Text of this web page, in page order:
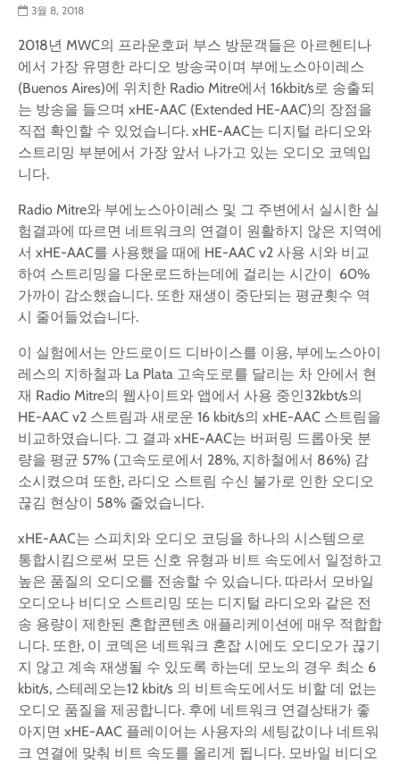
3월 8, 2018
2018년 MWC의 프라운호퍼 부스 방문객들은 아르헨티나
에서 가장 유명한 라디오 방송국이며 부에노스아이레스
(Buenos Aires)에 위치한 Radio Mitre에서 16kbit/s로 송출되
는 방송을 들으며 xHE-AAC (Extended HE-AAC)의 장점을
직접 확인할 수 있었습니다. xHE-AAC는 디지털 라디오와
스트리밍 부분에서 가장 앞서 나가고 있는 오디오 코덱입
니다.
Radio Mitre와 부에노스아이레스 및 그 주변에서 실시한 실
험결과에 따르면 네트워크의 연결이 원활하지 않은 지역에
서 xHE-AAC를 사용했을 때에 HE-AAC v2 사용 시와 비교
하여 스트리밍을 다운로드하는데에 걸리는 시간이 60%
가까이 감소했습니다. 또한 재생이 중단되는 평균횟수 역
시 줄어들었습니다.
이 실험에서는 안드로이드 디바이스를 이용, 부에노스아이
레스의 지하철과 La Plata 고속도로를 달리는 차 안에서 현
재 Radio Mitre의 웹사이트와 앱에서 사용 중인32kbt/s의
HE-AAC v2 스트림과 새로운 16 kbit/s의 xHE-AAC 스트림을
비교하였습니다. 그 결과 xHE-AAC는 버퍼링 드롭아웃 분
량을 평균 57% (고속도로에서 28%, 지하철에서 86%) 감
소시켰으며 또한, 라디오 스트림 수신 불가로 인한 오디오
끊김 현상이 58% 줄었습니다.
xHE-AAC는 스피치와 오디오 코딩을 하나의 시스템으로
통합시킴으로써 모든 신호 유형과 비트 속도에서 일정하고
높은 품질의 오디오를 전송할 수 있습니다. 따라서 모바일
오디오나 비디오 스트리밍 또는 디지털 라디오와 같은 전
송 용량이 제한된 혼합콘텐츠 애플리케이션에 매우 적합합
니다. 또한, 이 코덱은 네트워크 혼잡 시에도 오디오가 끊기
지 않고 계속 재생될 수 있도록 하는데 모노의 경우 최소 6
kbit/s, 스테레오는12 kbit/s 의 비트속도에서도 비할 데 없는
오디오 품질을 제공합니다. 후에 네트워크 연결상태가 좋
아지면 xHE-AAC 플레이어는 사용자의 세팅값이나 네트워
크 연결에 맞춰 비트 속도를 올리게 됩니다. 모바일 비디오